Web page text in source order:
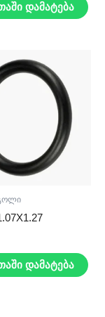
დამატება
დამატება